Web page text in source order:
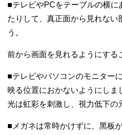
■テレビやPCをテーブルの横に
たりして、真正面から見れない
う。
前から画面を見れるようにする
■テレビやパソコンのモニター
映る位置におかないようにしま
光は虹彩を刺激し、視力低下の
■メガネは常時かけずに、黑板